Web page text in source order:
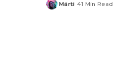
Posted
Márti 41 Min Read